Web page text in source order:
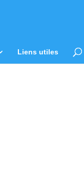
Liens utiles